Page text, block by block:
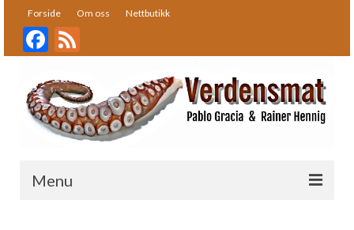
Forside Om oss Nettbutikk
Facebook
Menu